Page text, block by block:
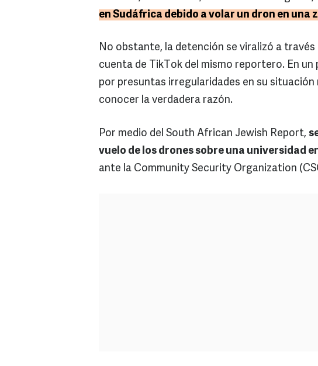
en Sudáfrica debido a volar un dron en una
No obstante, la detención se viralizó a través
cuenta de TikTok del mismo reportero. En
por presuntas irregularidades en su
conocer la verdadera razón.
Por medio del South African Jewish Report,
vuelo de los drones sobre una universidad
ante la Community Security Organization